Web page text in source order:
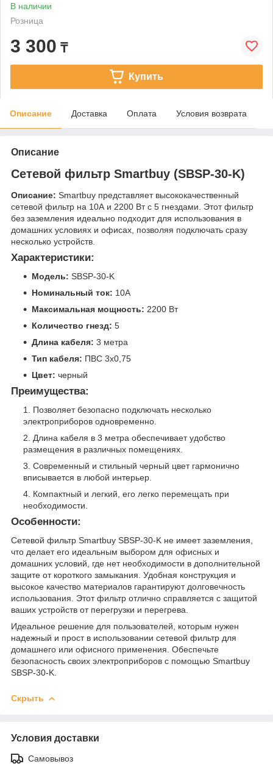
В наличии
Розница
3 300 ₸
Купить
Описание Доставка Оплата Условия возврата
Описание
Сетевой фильтр Smartbuy (SBSP-30-K)
Описание: Smartbuy представляет высококачественный
сетевой фильтр на 10А и 2200 Вт с 5 гнездами. Этот фильтр
без заземления идеально подходит для использования в
домашних условиях и офисах, позволяя подключать сразу
несколько устройств.
Характеристики:
Модель: SBSP-30-K
Номинальный ток: 10А
Максимальная мощность: 2200 Вт
Количество гнезд: 5
Длина кабеля: 3 метра
Тип кабеля: ПВС 3x0,75
Цвет: черный
Преимущества:
Позволяет безопасно подключать несколько
электроприборов одновременно.
Длина кабеля в 3 метра обеспечивает удобство
размещения в различных помещениях.
Современный и стильный черный цвет гармонично
вписывается в любой интерьер.
Компактный и легкий, его легко перемещать при
необходимости.
Особенности:
Сетевой фильтр Smartbuy SBSP-30-K не имеет заземления,
что делает его идеальным выбором для офисных и
домашних условий, где нет необходимости в дополнительной
защите от короткого замыкания. Удобная конструкция и
высокое качество материалов гарантируют долговечность
использования. Этот фильтр отлично справляется с защитой
ваших устройств от перегрузки и перегрева.
Идеальное решение для пользователей, которым нужен
надежный и прост в использовании сетевой фильтр для
домашнего или офисного применения. Обеспечьте
безопасность своих электроприборов с помощью Smartbuy
SBSP-30-K.
Скрыть
Условия доставки
Самовывоз